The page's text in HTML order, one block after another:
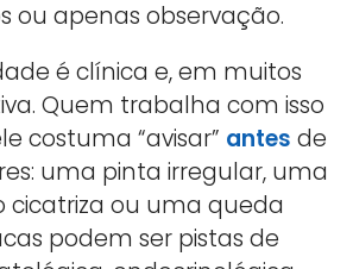
ou apenas observação.
é clínica e, em muitos
Quem trabalha com isso
costuma “avisar” antes de
uma pinta irregular, uma
cicatriza ou uma queda
podem ser pistas de